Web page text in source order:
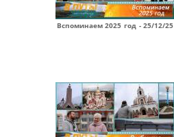
Вспоминаем 2025 год - 25/12/25